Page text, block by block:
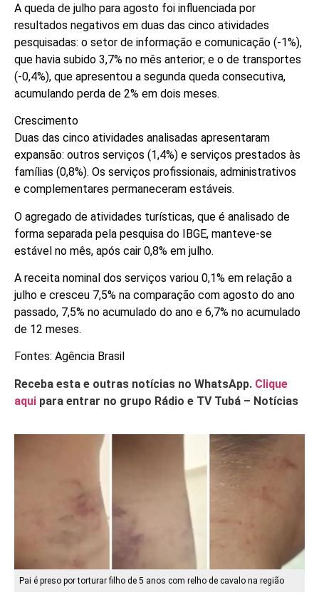
A queda de julho para agosto foi influenciada por
resultados negativos em duas das cinco atividades
pesquisadas: o setor de informação e comunicação (-1%),
que havia subido 3,7% no mês anterior; e o de transportes
(-0,4%), que apresentou a segunda queda consecutiva,
acumulando perda de 2% em dois meses.
Crescimento
Duas das cinco atividades analisadas apresentaram
expansão: outros serviços (1,4%) e serviços prestados às
famílias (0,8%). Os serviços profissionais, administrativos
e complementares permaneceram estáveis.
O agregado de atividades turísticas, que é analisado de
forma separada pela pesquisa do IBGE, manteve-se
estável no mês, após cair 0,8% em julho.
A receita nominal dos serviços variou 0,1% em relação a
julho e cresceu 7,5% na comparação com agosto do ano
passado, 7,5% no acumulado do ano e 6,7% no acumulado
de 12 meses.
Fontes: Agência Brasil
Receba esta e outras notícias no WhatsApp. Clique
aqui para entrar no grupo Rádio e TV Tubá – Notícias
Pai é preso por torturar filho de 5 anos com relho de cavalo na região